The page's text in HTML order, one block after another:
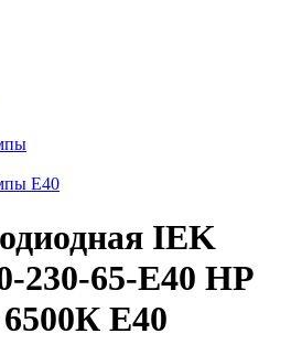
E40
IEK
230-65-E40 HP
E40